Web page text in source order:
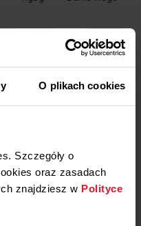
O plikach cookies
Szczegóły o
oraz zasadach
znajdziesz w Polityce